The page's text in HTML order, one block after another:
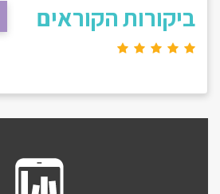
ביקורות הקוראים